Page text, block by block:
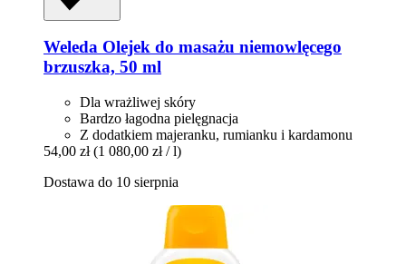
Weleda Olejek do masażu niemowlęcego
brzuszka, 50 ml
Dla wrażliwej skóry
Bardzo łagodna pielęgnacja
Z dodatkiem majeranku, rumianku i kardamonu
54,00 zł (1 080,00 zł / l)
Dostawa do 10 sierpnia